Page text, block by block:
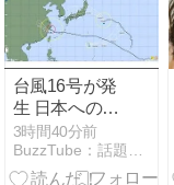
台風16号が発
生 日本への影
響は(2026年8
月9日)
3時間40分前